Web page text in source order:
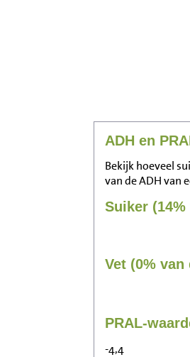
ADH en
Bekijk hoeveel
van de ADH van
Suiker (14%
Vet (0% van
PRAL-
-4,4